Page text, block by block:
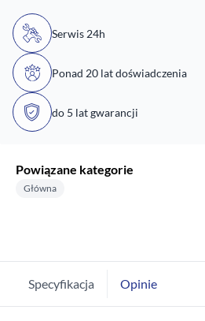
Serwis 24h
Ponad 20 lat doświadczenia
do 5 lat gwarancji
Powiązane kategorie
Główna
Specyfikacja Opinie